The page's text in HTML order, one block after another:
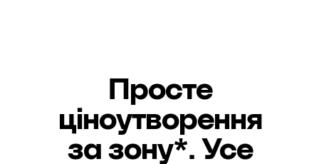
Просте
ціноутворення
за зону*. Усе